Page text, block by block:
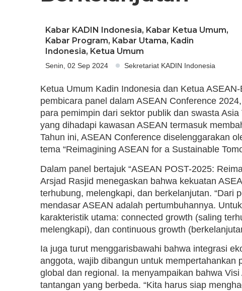
Kabar KADIN Indonesia, Kabar Ketua Umum,
Kabar Program, Kabar Utama, Kadin
Indonesia, Ketua Umum
Senin, 02 Sep 2024 Sekretariat KADIN Indonesia
Ketua Umum Kadin Indonesia dan Ketua
pembicara panel dalam ASEAN Conference
para pemimpin dari sektor publik dan swasta
yang dihadapi kawasan ASEAN termasuk
Tahun ini, ASEAN Conference diselenggarakan
tema “Reimagining ASEAN for a Sustainable
Dalam panel bertajuk “ASEAN POST-2025:
Arsjad Rasjid menegaskan bahwa kekuatan
terhubung, melengkapi, dan berkelanjutan. “Dari
mendasar ASEAN adalah pertumbuhannya.
karakteristik utama: connected growth (saling
melengkapi), dan continuous growth
Ia juga turut menggarisbawahi bahwa integrasi
anggota, wajib dibangun untuk mempertahankan
global dan regional. Ia menyampaikan bahwa
tantangan yang berbeda. “Kita harus siap